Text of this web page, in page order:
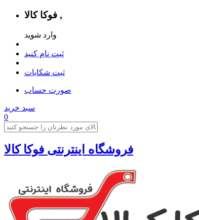
فوکا کالا ,
وارد شوید
ثبت نام کنید
ثبت شکایات
صورت حساب
سبد خرید
0
فروشگاه اینترنتی فوکا کالا